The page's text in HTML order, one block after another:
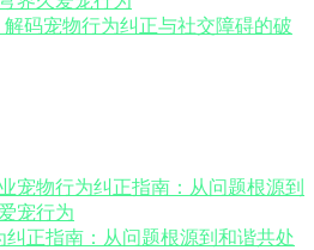
解码宠物行为纠正与社交障碍的破
正指南：从问题根源到和谐共处